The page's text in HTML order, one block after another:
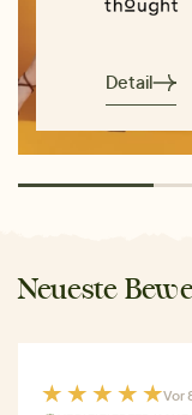
Detail
Neueste
Vor